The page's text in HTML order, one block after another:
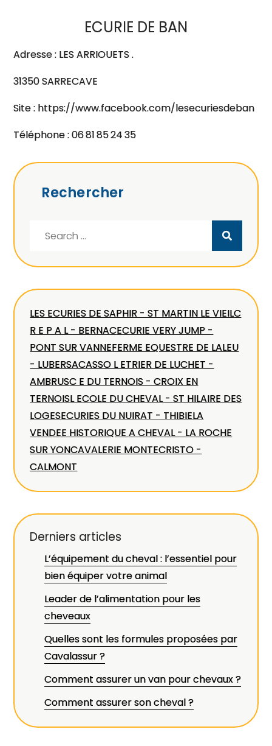
ECURIE DE BAN
Adresse : LES ARRIOUETS .
31350 SARRECAVE
Site : https://www.facebook.com/lesecuriesdeban
Téléphone : 06 81 85 24 35
Rechercher
LES ECURIES DE SAPHIR - ST MARTIN LE VIEILC
R E P A L - BERNACECURIE VERY JUMP -
PONT SUR VANNEFERME EQUESTRE DE LALEU
- LUBERSACASSO L ETRIER DE LUCHET -
AMBRUSC E DU TERNOIS - CROIX EN
TERNOISL ECOLE DU CHEVAL - ST HILAIRE DES
LOGESECURIES DU NUIRAT - THIBIELA
VENDEE HISTORIQUE A CHEVAL - LA ROCHE
SUR YONCAVALERIE MONTECRISTO -
CALMONT
Derniers articles
L’équipement du cheval : l’essentiel pour
bien équiper votre animal
Leader de l’alimentation pour les
cheveaux
Quelles sont les formules proposées par
Cavalassur ?
Comment assurer un van pour chevaux ?
Comment assurer son cheval ?